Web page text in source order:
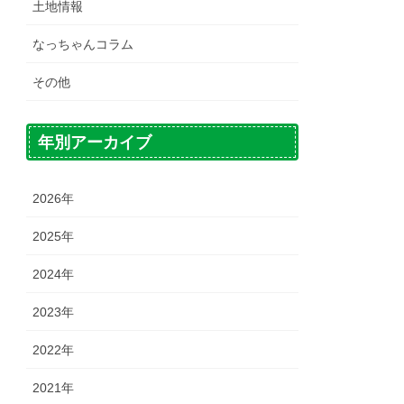
土地情報
なっちゃんコラム
その他
年別アーカイブ
2026年
2025年
2024年
2023年
2022年
2021年